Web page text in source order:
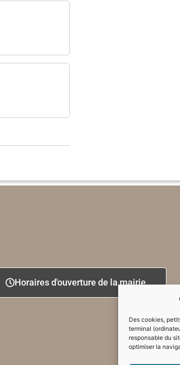
Des cookies,
terminal
responsable du
optimiser la
Horaires d'ouverture de la mairie